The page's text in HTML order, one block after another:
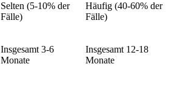
Selten (5-10% der
Fälle)
Häufig (40-60% der
Fälle)
Insgesamt 3-6
Monate
Insgesamt 12-18
Monate